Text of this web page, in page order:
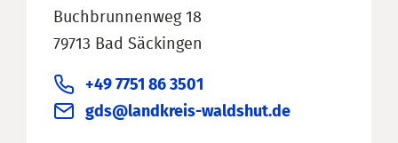
Buchbrunnenweg 18
79713 Bad Säckingen
+49 7751 86 3501
gds@landkreis-waldshut.de